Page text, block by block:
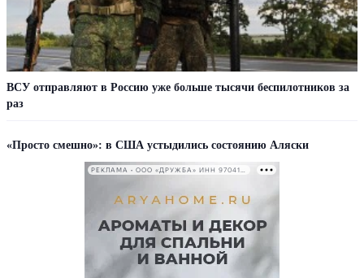
ВСУ отправляют в Россию уже больше тысячи беспилотников за
раз
«Просто смешно»: в США устыдились состоянию Аляски
РЕКЛАМА • ООО «ДРУЖБА» ИНН 9704146411